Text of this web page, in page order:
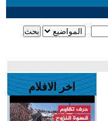
اخر الافلام